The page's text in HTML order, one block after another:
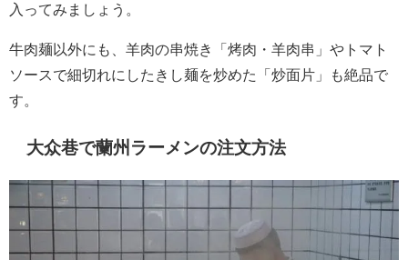
入ってみましょう。
牛肉麺以外にも、羊肉の串焼き「烤肉・羊肉串」やトマト
ソースで細切れにしたきし麺を炒めた「炒面片」も絶品で
す。
大众巷で蘭州ラーメンの注文方法